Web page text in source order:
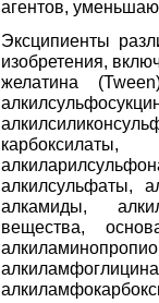
агентов,
Эксципиенты
изобретения,
желатина
алкилсульфаты,
алкамиды,
вещества,